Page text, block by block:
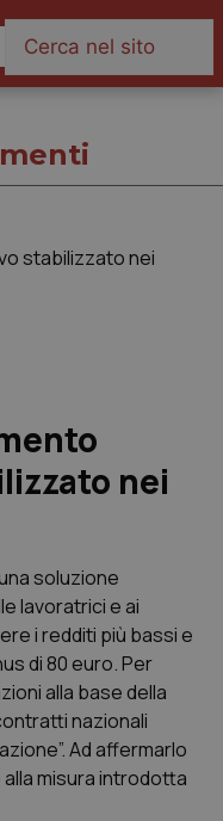
nei
soluzione
lavoratrici e ai
i redditi più bassi e
di 80 euro. Per
alla base della
nazionali
Ad affermarlo
alla misura introdotta